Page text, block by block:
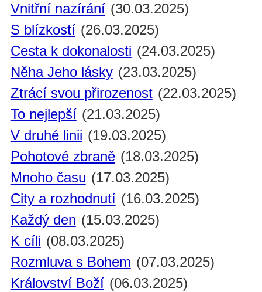
Vnitřní nazírání (30.03.2025)
S blízkostí (26.03.2025)
Cesta k dokonalosti (24.03.2025)
Něha Jeho lásky (23.03.2025)
Ztrácí svou přirozenost (22.03.2025)
To nejlepší (21.03.2025)
V druhé linii (19.03.2025)
Pohotové zbraně (18.03.2025)
Mnoho času (17.03.2025)
City a rozhodnutí (16.03.2025)
Každý den (15.03.2025)
K cíli (08.03.2025)
Rozmluva s Bohem (07.03.2025)
Království Boží (06.03.2025)